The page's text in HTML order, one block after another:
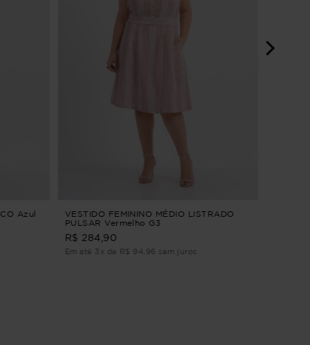
Azul
VESTIDO FEMININO MÉDIO LISTRADO
PULSAR Vermelho G3
R$ 284,90
Em até 3x de R$ 94,96 sem juros